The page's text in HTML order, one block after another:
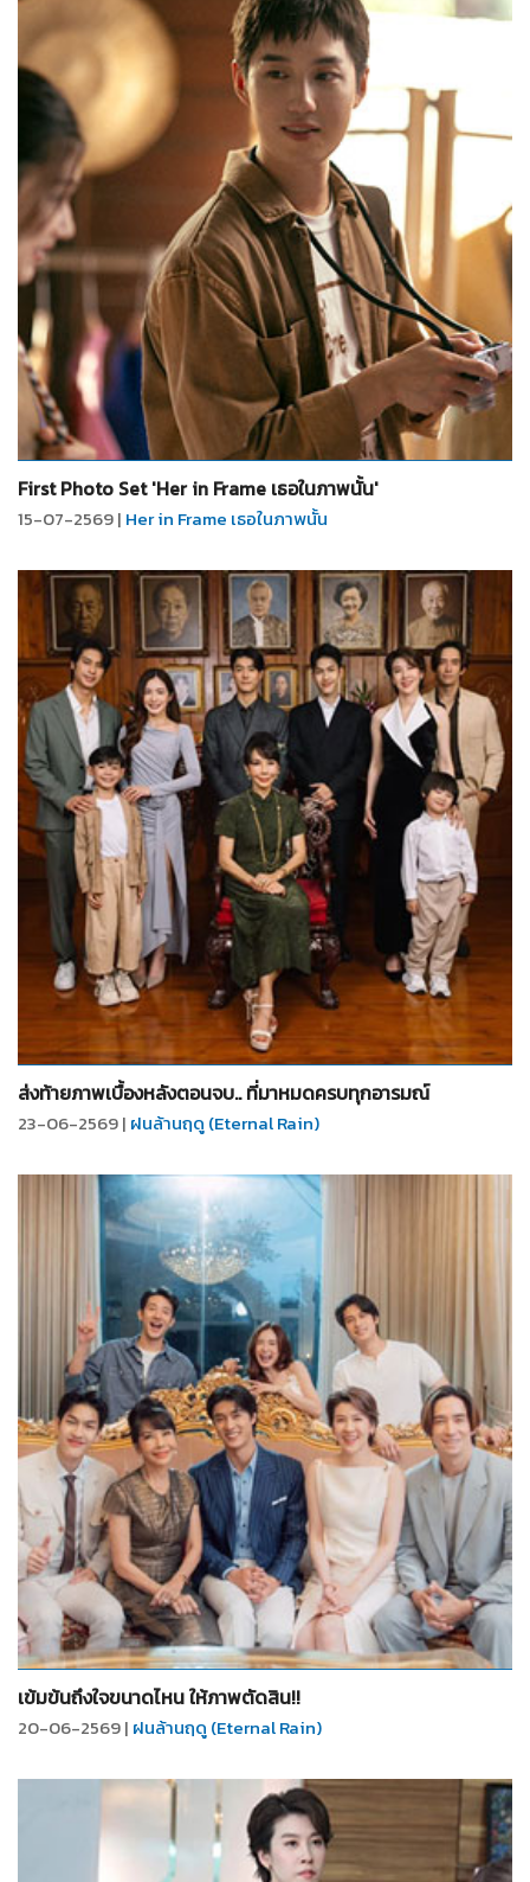
จำนวน6รูป
First Photo Set 'Her in Frame เธอในภาพนั้น'
15-07-2569 | Her in Frame เธอในภาพนั้น
จำนวน20รูป
ส่งท้ายภาพเบื้องหลังตอนจบ.. ที่มาหมดครบทุกอารมณ์
23-06-2569 | ฝนล้านฤดู (Eternal Rain)
จำนวน19รูป
เข้มข้นถึงใจขนาดไหน ให้ภาพตัดสิน!!
20-06-2569 | ฝนล้านฤดู (Eternal Rain)